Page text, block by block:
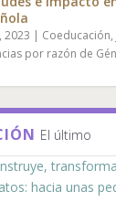
2023 | Coeducación,
por razón de
El último